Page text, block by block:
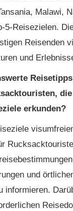
Malawi,
5-Reisezielen.
Reisenden
und
erkunden?
und
informieren.